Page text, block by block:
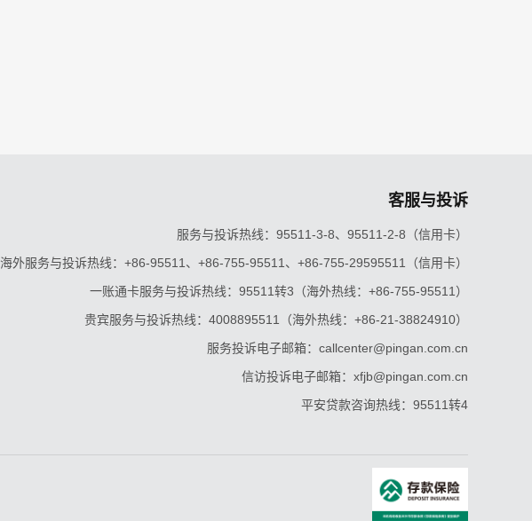
客服与投诉
服务与投诉热线：95511-3-8、95511-2-8（信用卡）
海外服务与投诉热线：+86-95511、+86-755-95511、+86-755-29595511（信用卡）
一账通卡服务与投诉热线：95511转3（海外热线：+86-755-95511）
贵宾服务与投诉热线：4008895511（海外热线：+86-21-38824910）
服务投诉电子邮箱：callcenter@pingan.com.cn
信访投诉电子邮箱：xfjb@pingan.com.cn
平安贷款咨询热线：95511转4